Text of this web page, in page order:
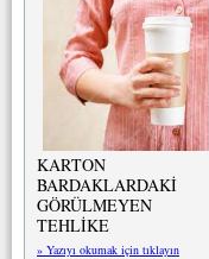
KARTON
BARDAKLARDAKİ
GÖRÜLMEYEN
TEHLİKE
» Yazıyı okumak için tıklayın